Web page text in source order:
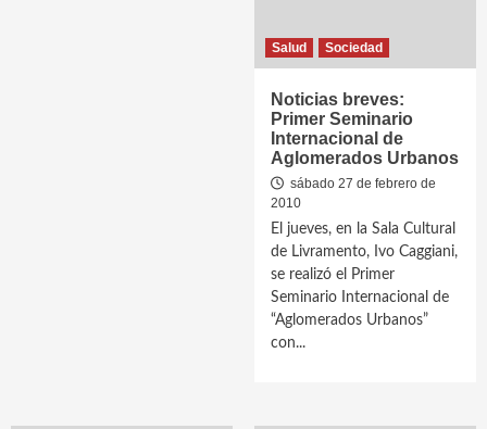
Salud Sociedad
Noticias breves:
Primer Seminario
Internacional de
Aglomerados Urbanos
sábado 27 de febrero de
2010
El jueves, en la Sala Cultural
de Livramento, Ivo Caggiani,
se realizó el Primer
Seminario Internacional de
“Aglomerados Urbanos”
con...